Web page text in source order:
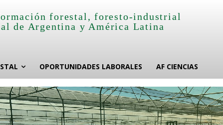
forestal, foresto-industrial
de Argentina y América Latina
OPORTUNIDADES LABORALES AF CIENCIAS